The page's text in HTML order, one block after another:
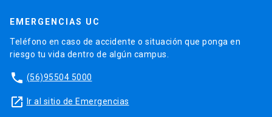
EMERGENCIAS UC
Teléfono en caso de accidente o situación que ponga en
riesgo tu vida dentro de algún campus.
phone (56)95504 5000
launch Ir al sitio de Emergencias